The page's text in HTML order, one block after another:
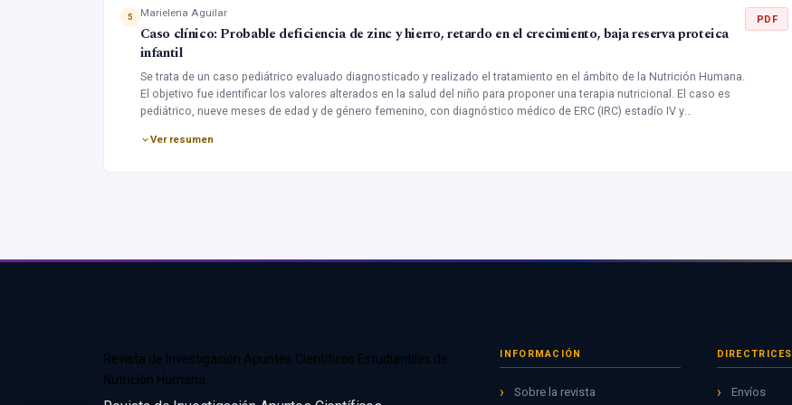
Resultados: Al término de la intervención se demostró que no existe relación estadísticamente significativa entre la
presencia de complicaciones de la DM 2 y el factor socioeconómico (p value 0.37), factor de hábitos perjudiciales,
factor nutricional, nivel de glucosa e IMC (p>0,05), sin embargo, se encontró relación estadísticamente significativa
existe relación estadísticamente significativa entre la presencia de complicaciones y los factores determinantes de
la diabetes mellitus tipo 2, dado que la población de la muestra es muy pequeña para este estudio.
5 Marielena Aguilar
Caso clínico: Probable deficiencia de zinc y hierro, retardo en el crecimiento, baja reserva proteica
infantil
Se trata de un caso pediátrico evaluado diagnosticado y realizado el tratamiento en el ámbito de la Nutrición Humana.
El objetivo fue identificar los valores alterados en la salud del niño para proponer una terapia nutricional. El caso es
pediátrico, nueve meses de edad y de género femenino, con diagnóstico médico de ERC (IRC) estadío IV y
baja.
Ver resumen
PDF
Revista de Investigación Apuntes Científicos Estudiantiles de
Nutrición Humana
INFORMACIÓN
Sobre la revista
DIRECTRICES
Envíos